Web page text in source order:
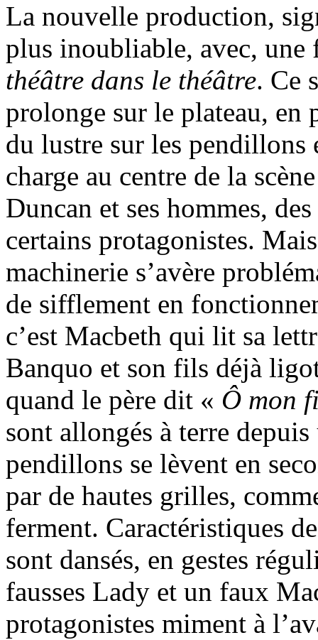
La nouvelle production,
plus inoubliable, avec, une
théâtre dans le théâtre. Ce
prolonge sur le plateau, en
du lustre sur les
charge au centre de la
Duncan et ses hommes,
certains protagonistes.
machinerie s’avère
de sifflement en
c’est Macbeth qui lit sa
Banquo et son fils déjà
quand le père dit « Ô mon
sont allongés à terre
pendillons se lèvent en
par de hautes grilles,
ferment. Caractéristiques
sont dansés, en gestes
fausses Lady et un faux
protagonistes miment à